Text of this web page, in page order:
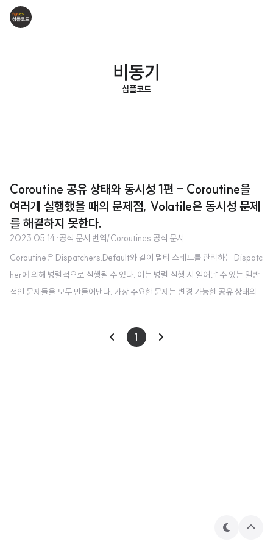
비동기
심플코드
Coroutine 공유 상태와 동시성 1편 - Coroutine을
여러개 실행했을 때의 문제점, Volatile은 동시성 문제
를 해결하지 못한다.
2023.05.14·공식 문서 번역/Coroutines 공식 문서
Coroutine은 Dispatchers.Default와 같이 멀티 스레드를 관리하는 Dispatc
her에 의해 병렬적으로 실행될 수 있다. 이는 병렬 실행 시 일어날 수 있는 일반
적인 문제들을 모두 만들어낸다. 가장 주요한 문제는 변경 가능한 공유 상태의
계에서의 해결방식과 유사하지만, 다른 해결 방식들은 Coroutine에만 있다. C
oroutine을 여러개 실행했을 때의 문제점 같은 동작을 수천번 하는 수백개의 C
1
테
상